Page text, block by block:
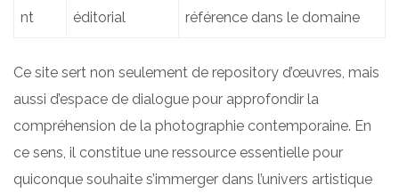
nt éditorial référence dans le domaine
Ce site sert non seulement de repository d’œuvres, mais
aussi d’espace de dialogue pour approfondir la
compréhension de la photographie contemporaine. En
ce sens, il constitue une ressource essentielle pour
quiconque souhaite s’immerger dans l’univers artistique